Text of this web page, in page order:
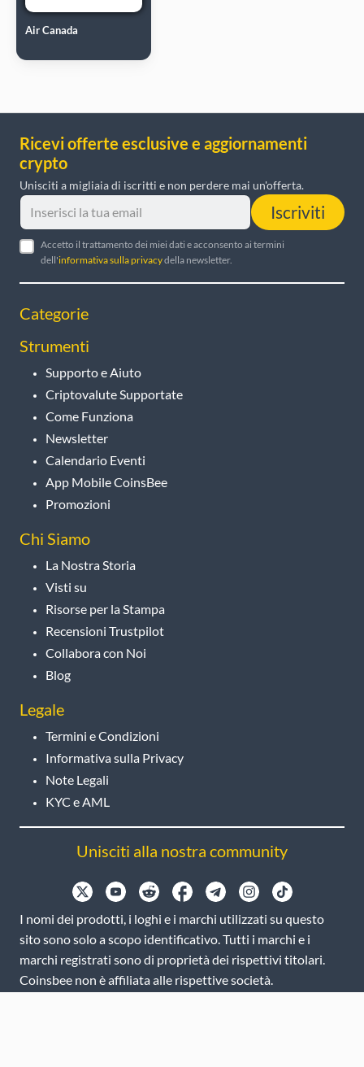
Air Canada
Ricevi offerte esclusive e aggiornamenti
crypto
Unisciti a migliaia di iscritti e non perdere mai un'offerta.
Iscriviti
Accetto il trattamento dei miei dati e acconsento ai termini
dell'informativa sulla privacydella newsletter.
Categorie
Strumenti
Supporto e Aiuto
Criptovalute Supportate
Come Funziona
Newsletter
Calendario Eventi
App Mobile CoinsBee
Promozioni
Chi Siamo
La Nostra Storia
Visti su
Risorse per la Stampa
Recensioni Trustpilot
Collabora con Noi
Blog
Legale
Termini e Condizioni
Informativa sulla Privacy
Note Legali
KYC e AML
Unisciti alla nostra community
I nomi dei prodotti, i loghi e i marchi utilizzati su questo
sito sono solo a scopo identificativo. Tutti i marchi e i
marchi registrati sono di proprietà dei rispettivi titolari.
Coinsbee non è affiliata alle rispettive società.